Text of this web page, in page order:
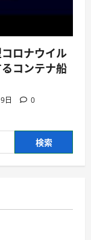
ロナウイル
コンテナ船
日 0